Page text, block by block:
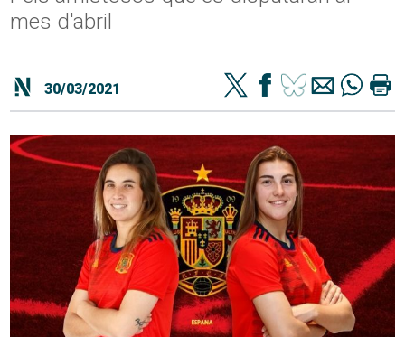
mes d'abril
30/03/2021